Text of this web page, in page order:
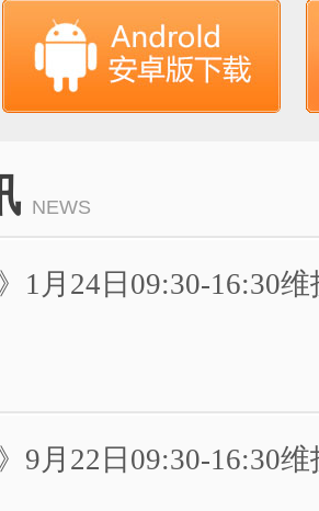
NEWS
1月24日09:30-16:30
9月22日09:30-16:30